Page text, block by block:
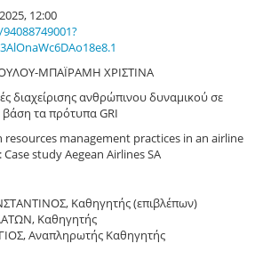
12:00
ΜΠΑΪΡΑΜΗ ΧΡΙΣΤΙΝΑ
διαχείρισης ανθρώπινου δυναμικού σε
βάση τα πρότυπα GRI
resources management practices in an airline
study Aegean Airlines SA
Καθηγητής (επιβλέπων)
Καθηγητής
Αναπληρωτής Καθηγητής